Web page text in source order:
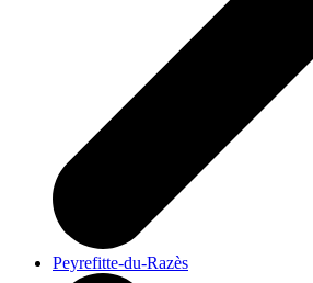
Peyrefitte-du-Razès